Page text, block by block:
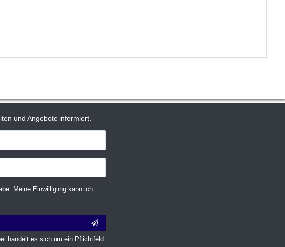
und Angebote informiert.
Meine Einwilligung kann ich
handelt es sich um ein Pflichtfeld.